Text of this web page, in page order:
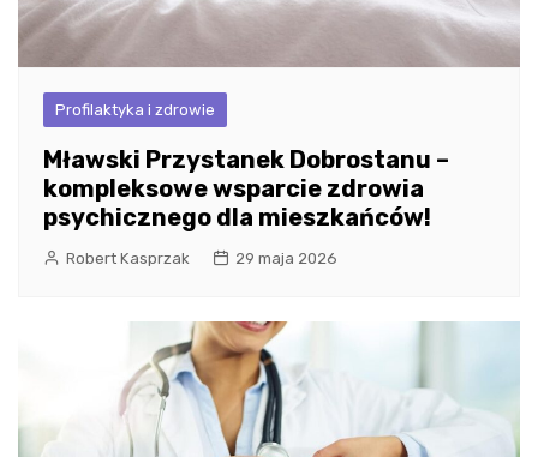
Profilaktyka i zdrowie
Mławski Przystanek Dobrostanu –
kompleksowe wsparcie zdrowia
psychicznego dla mieszkańców!
Robert Kasprzak 29 maja 2026